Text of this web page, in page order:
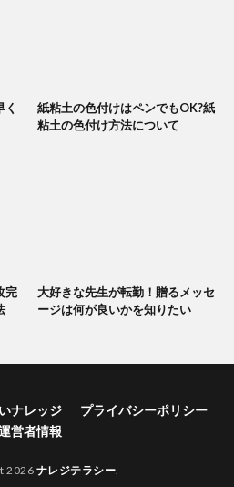
紙粘土の色付けはペンでもOK?紙
粘土の色付け方法について
完
大好きな先生が転勤！贈るメッセ
ージは何が良いかを知りたい
ナレッジ
プライバシーポリシー
営者情報
2026 ナレジテラシー